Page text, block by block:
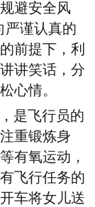
避安全风
严谨认真的
前提下，利
讲笑话，分
心情。
是飞行员的
重锻炼身
有氧运动，
飞行任务的
车将女儿送